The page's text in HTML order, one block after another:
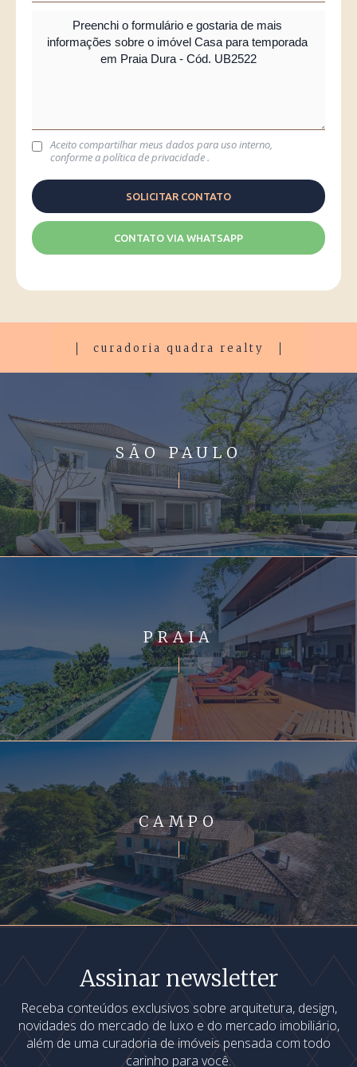
Aceito compartilhar meus dados para uso interno,
conforme apolítica de privacidade.
CONTATO VIA WHATSAPP
curadoria quadra realty
SÃO PAULO
PRAIA
CAMPO
Assinar newsletter
Receba conteúdos exclusivos sobre arquitetura, design,
novidades do mercado de luxo e do mercado imobiliário,
além de uma curadoria de imóveis pensada com todo
carinho para você.